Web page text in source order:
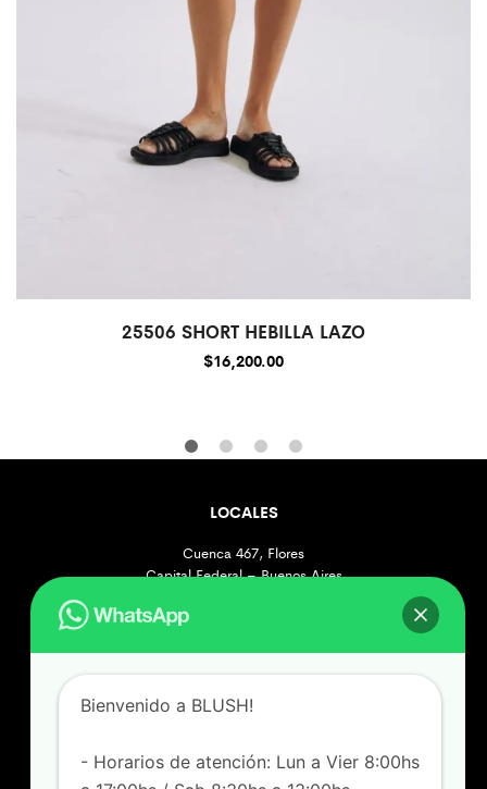
25506 SHORT HEBILLA LAZO
$16,200.00
LOCALES
Cuenca 467, Flores
Capital Federal – Buenos Aires
Lunes a Viernes de 8 a 17hs
Sábados de 8:30 a 13hs
Felipe Vallese 3263, Flores
[+549] 1165718705
Lunes a Viernes de 8:00 a 17hs
Bienvenido a BLUSH!
- Horarios de atención: Lun a Vier 8:00hs